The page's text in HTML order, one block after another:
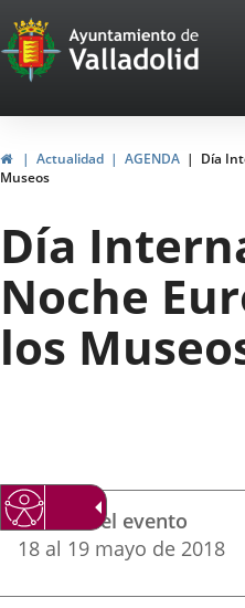
Portal
Web
del
de
Valladolid
HomeActualidad AGENDA
Día
Museos
Día
Noche
los
Datos
del
evento
Fechas del evento
18 al 19 mayo de 2018